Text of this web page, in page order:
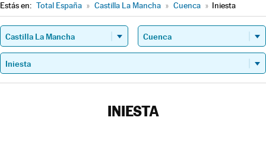
Estás en: Total España » Castilla La Mancha » Cuenca » Iniesta
INIESTA